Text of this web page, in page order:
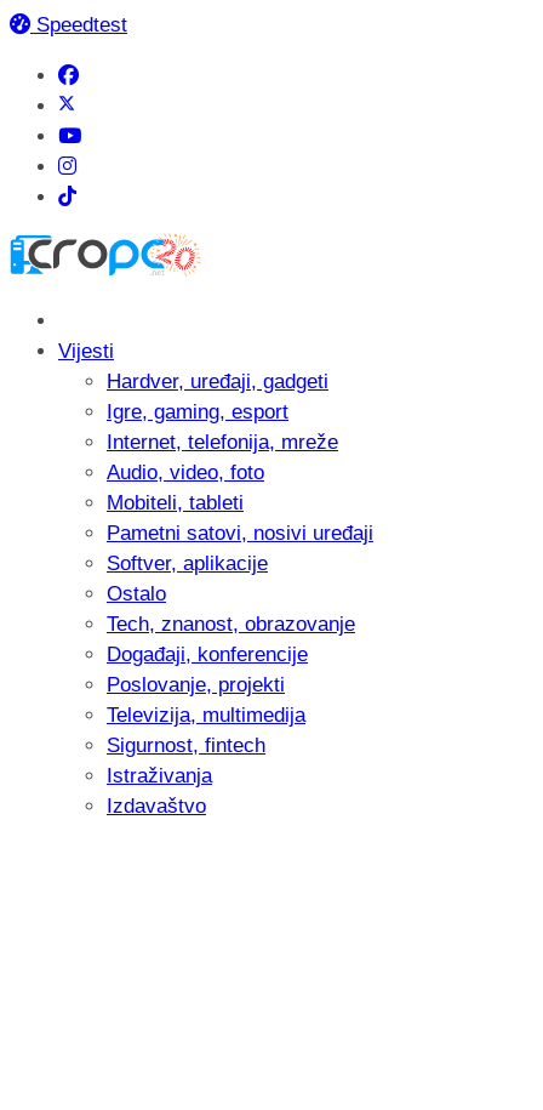
Speedtest
Vijesti
Hardver, uređaji, gadgeti
Igre, gaming, esport
Internet, telefonija, mreže
Audio, video, foto
Mobiteli, tableti
Pametni satovi, nosivi uređaji
Softver, aplikacije
Ostalo
Tech, znanost, obrazovanje
Događaji, konferencije
Poslovanje, projekti
Televizija, multimedija
Sigurnost, fintech
Istraživanja
Izdavaštvo